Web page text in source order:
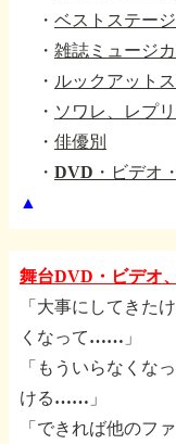
・ ベストステージ
・ 雑誌ミュージ
・ ルックアット
・ ソワレ、レプ
・ 俳優別
・ DVD・ビデオ
▲
舞台DVD・ビデオ
「大事にしてきた
くなって……」
「もういらなくな
ける……」
「できれば他のフ